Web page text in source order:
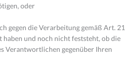
oder
gegen die Verarbeitung gemäß Art. 21
haben und noch nicht feststeht, ob die
Verantwortlichen gegenüber Ihren